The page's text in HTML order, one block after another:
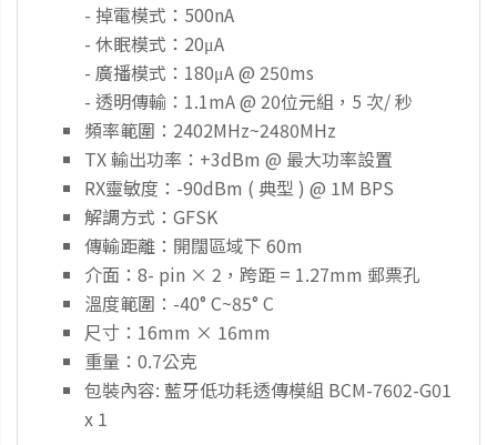
- 掉電模式：500nA
- 休眠模式：20μA
- 廣播模式：180μA @ 250ms
- 透明傳輸：1.1mA @ 20位元組，5 次/ 秒
頻率範圍：2402MHz~2480MHz
TX 輸出功率：+3dBm @ 最大功率設置
RX靈敏度：-90dBm ( 典型 ) @ 1M BPS
解調方式：GFSK
傳輸距離：開闊區域下 60m
介面：8- pin × 2，跨距 = 1.27mm 郵票孔
溫度範圍：-40° C~85° C
尺寸：16mm × 16mm
重量：0.7公克
包裝內容: 藍牙低功耗透傳模組 BCM-7602-G01
x 1